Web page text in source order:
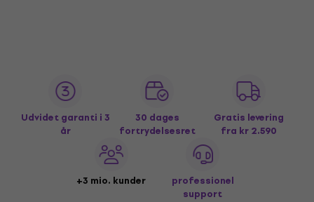
Udvidet garanti i 3
år
30 dages
fortrydelsesret
Gratis levering
fra kr 2.590
+3 mio. kunder
professionel
support